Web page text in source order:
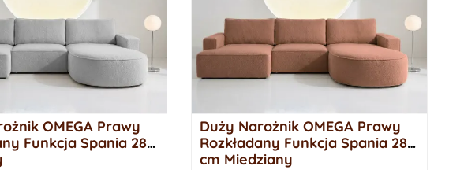
OMEGA Prawy
Funkcja Spania 284
Duży Narożnik OMEGA Prawy
Rozkładany Funkcja Spania 284
cm Miedziany